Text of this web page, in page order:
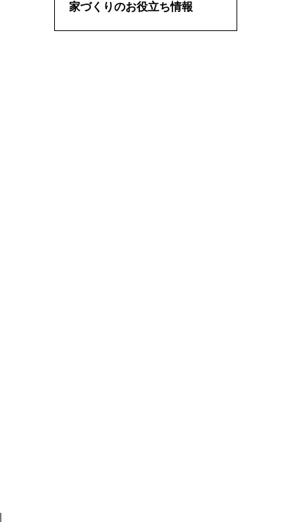
家づくりのお役立ち情報